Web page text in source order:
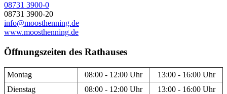
08731 3900-0
08731 3900-20
info@moosthenning.de
www.moosthenning.de
Öffnungszeiten des Rathauses
Montag 08:00 - 12:00 Uhr
13:00 - 16:00 Uhr
Dienstag
08:00 - 12:00 Uhr 13:00 - 16:00 Uhr